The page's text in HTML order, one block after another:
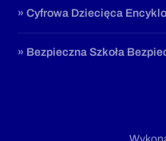
» Cyfrowa Dziecięca
» Bezpieczna Szkoła